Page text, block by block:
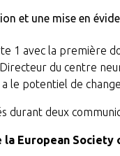
et une mise en
1 avec la première
du centre
le potentiel de
deux
la European